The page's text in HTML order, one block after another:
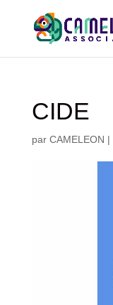
CIDE
par CAMELEON |